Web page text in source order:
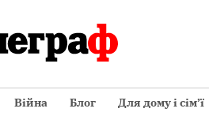
Війна Блог Для дому і сім’ї